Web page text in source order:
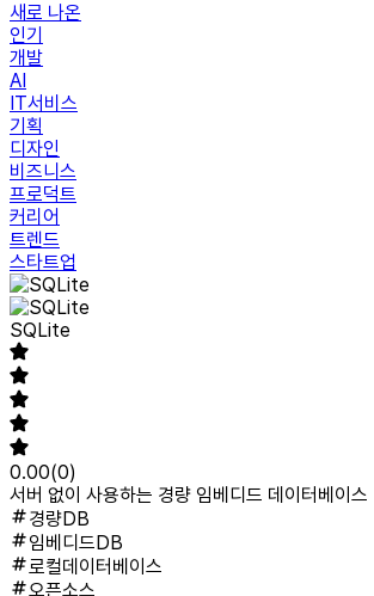
새로 나온
인기
개발
AI
IT서비스
기획
디자인
비즈니스
프로덕트
커리어
트렌드
스타트업
SQLite
0.00(0)
서버 없이 사용하는 경량 임베디드 데이터베이스
경량DB
임베디드DB
로컬데이터베이스
오픈소스